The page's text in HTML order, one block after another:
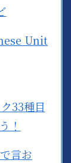
Unit
33種目
！
言お